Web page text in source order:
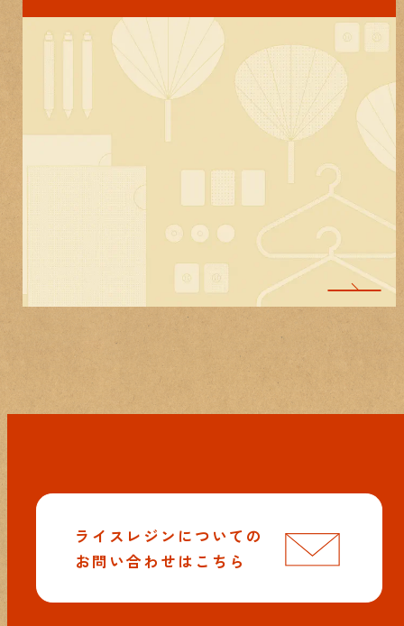
ライスレジンについての
お問い合わせはこちら